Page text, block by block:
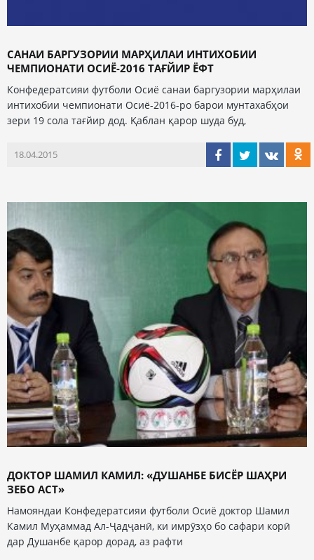
САНАИ БАРГУЗОРИИ МАРҲИЛАИ ИНТИХОБИИ
ЧЕМПИОНАТИ ОСИЁ-2016 ТАҒЙИР ЁФТ
Конфедератсияи футболи Осиё санаи баргузории марҳилаи
интихобии чемпионати Осиё-2016-ро барои мунтахабҳои
зери 19 сола тағйир дод. Қаблан қарор шуда буд,
18.04.2015
ДОКТОР ШАМИЛ КАМИЛ: «ДУШАНБЕ БИСЁР ШАҲРИ
ЗЕБО АСТ»
Намояндаи Конфедератсияи футболи Осиё доктор Шамил
Камил Муҳаммад Ал-Ҷадҷанӣ, ки имрӯзҳо бо сафари корӣ
дар Душанбе қарор дорад, аз рафти